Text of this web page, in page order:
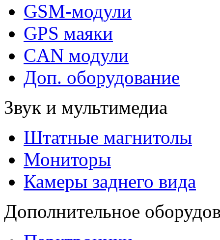
GSM-модули
GPS маяки
CAN модули
Доп. оборудование
Звук и мультимедиа
Штатные магнитолы
Мониторы
Камеры заднего вида
Дополнительное